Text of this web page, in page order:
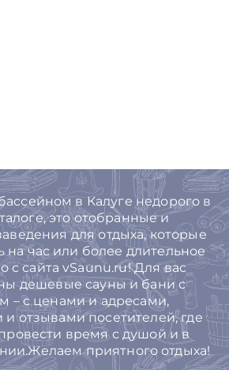
в Калуге недорого в
это отобранные и
для отдыха, которые
на час или более длительное
с сайта vSaunu.ru! Для вас
дешевые сауны и бани с
– с ценами и адресами,
отзывами посетителей, где
время с душой и в
приятного отдыха!